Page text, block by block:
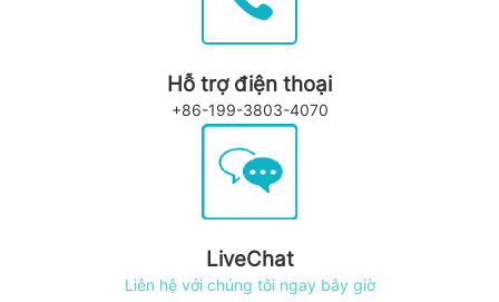
Hỗ trợ điện thoại
+86-199-3803-4070
LiveChat
Liên hệ với chúng tôi ngay bây giờ